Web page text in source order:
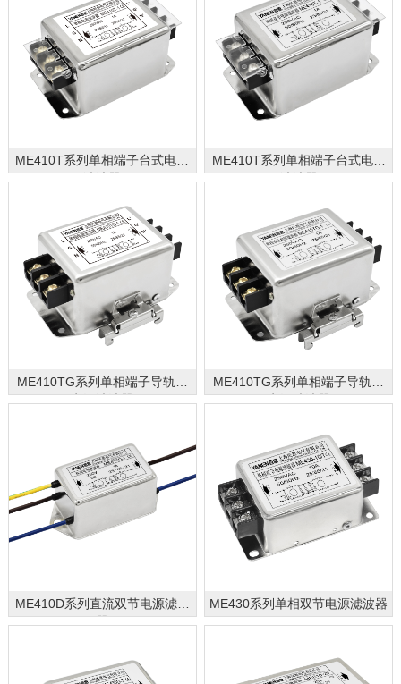
ME410T系列单相端子台式电源
滤波器
ME410T系列单相端子台式电源
滤波器
ME410TG系列单相端子导轨式
电源滤波器
ME410TG系列单相端子导轨式
电源滤波器
ME410D系列直流双节电源滤波
器
ME430系列单相双节电源滤波器